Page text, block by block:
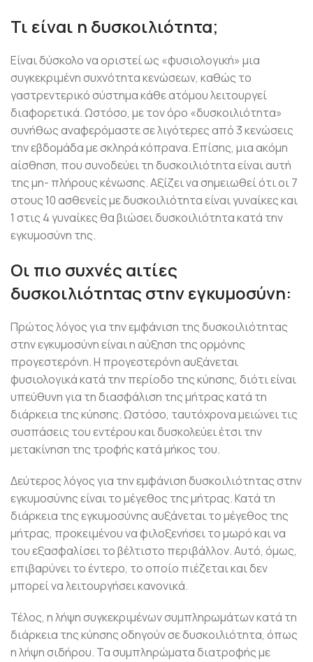
Τι είναι η δυσκοιλιότητα;
Είναι δύσκολο να οριστεί ως «φυσιολογική» μια
συγκεκριμένη συχνότητα κενώσεων, καθώς το
γαστρεντερικό σύστημα κάθε ατόμου λειτουργεί
διαφορετικά. Ωστόσο, με τον όρο «δυσκοιλιότητα»
συνήθως αναφερόμαστε σε λιγότερες από 3 κενώσεις
την εβδομάδα με σκληρά κόπρανα. Επίσης, μια ακόμη
αίσθηση, που συνοδεύει τη δυσκοιλιότητα είναι αυτή
της μη- πλήρους κένωσης. Αξίζει να σημειωθεί ότι οι 7
στους 10 ασθενείς με δυσκοιλιότητα είναι γυναίκες και
1 στις 4 γυναίκες θα βιώσει δυσκοιλιότητα κατά την
εγκυμοσύνη της.
Οι πιο συχνές αιτίες
δυσκοιλιότητας στην εγκυμοσύνη:
Πρώτος λόγος για την εμφάνιση της δυσκοιλιότητας
στην εγκυμοσύνη είναι η αύξηση της ορμόνης
προγεστερόνη. Η προγεστερόνη αυξάνεται
φυσιολογικά κατά την περίοδο της κύησης, διότι είναι
υπεύθυνη για τη διασφάλιση της μήτρας κατά τη
διάρκεια της κύησης. Ωστόσο, ταυτόχρονα μειώνει τις
συσπάσεις του εντέρου και δυσκολεύει έτσι την
μετακίνηση της τροφής κατά μήκος του.
Δεύτερος λόγος για την εμφάνιση δυσκοιλιότητας στην
εγκυμοσύνης είναι το μέγεθος της μήτρας. Κατά τη
διάρκεια της εγκυμοσύνης αυξάνεται το μέγεθος της
μήτρας, προκειμένου να φιλοξενήσει το μωρό και να
του εξασφαλίσει το βέλτιστο περιβάλλον. Αυτό, όμως,
επιβαρύνει το έντερο, το οποίο πιέζεται και δεν
μπορεί να λειτουργήσει κανονικά.
Τέλος, η λήψη συγκεκριμένων συμπληρωμάτων κατά τη
διάρκεια της κύησης οδηγούν σε δυσκοιλιότητα, όπως
η λήψη σιδήρου. Τα συμπληρώματα διατροφής με